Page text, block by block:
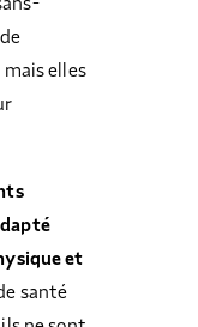
elles
et
santé